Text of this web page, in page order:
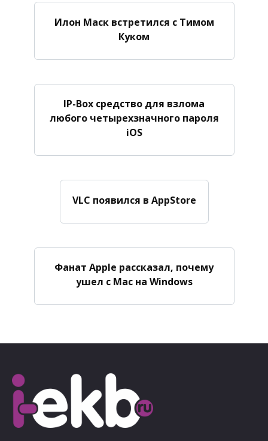
Илон Маск встретился с Тимом
Куком
IP-Box средство для взлома
любого четырехзначного пароля
iOS
VLC появился в AppStore
Фанат Apple рассказал, почему
ушел с Mac на Windows